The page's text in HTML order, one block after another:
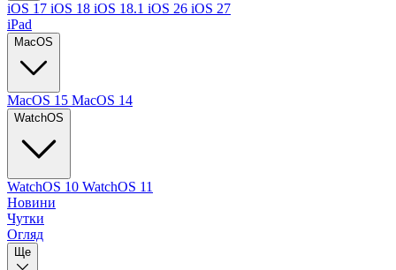
iOS 17 iOS 18 iOS 18.1 iOS 26 iOS 27
iPad
MacOS
MacOS 15 MacOS 14
WatchOS
WatchOS 10 WatchOS 11
Новини
Чутки
Огляд
Ще